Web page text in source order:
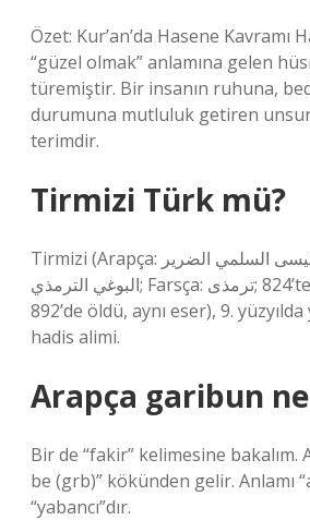
Özet: Kur’an’da Hasene Kavramı
“güzel olmak” anlamına gelen
türemiştir. Bir insanın ruhuna,
durumuna mutluluk getiren
terimdir.
Tirmizi Türk mü?
Tirmizi (Arapça: أبو عيسى محمد بن عيسى السلمي الضرير
البوغي الترمذي; Farsça: ترمذی‎; 824’te öldü, 9 Ekim
892’de öldü, aynı eser), 9. yüzyılda
hadis alimi.
Arapça garibun
Bir de “fakir” kelimesine bakalım.
be (grb)” kökünden gelir. Anlamı
“yabancı”dır.